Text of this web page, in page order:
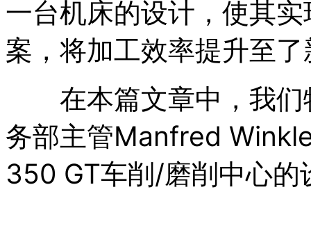
一台机床的设计，使其
案，将加工效率提升至
在本篇文章中，我们
务部主管Manfred
350 GT车削/磨削中心的